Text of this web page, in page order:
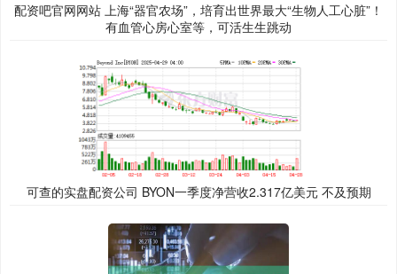
配资吧官网网站 上海“器官农场”，培育出世界最大“生物人工心脏”！
有血管心房心室等，可活生生跳动
可查的实盘配资公司 BYON一季度净营收2.317亿美元 不及预期